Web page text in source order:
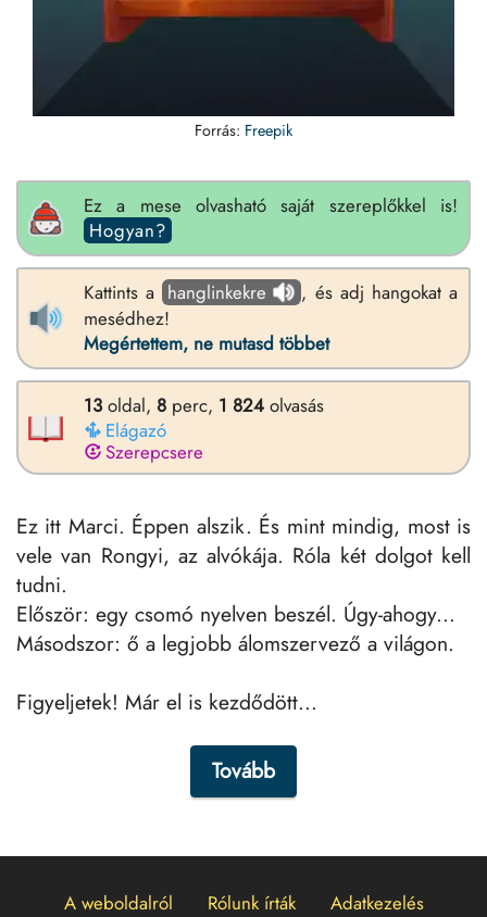
Forrás: Freepik
Ez a mese olvasható saját szereplőkkel is!
Hogyan?
Kattints a hanglinkekre
, és adj hangokat a
mesédhez!
Megértettem, ne mutasd többet
13 oldal, 8 perc, 1 824 olvasás
Elágazó
Szerepcsere
Ez itt Marci. Éppen alszik. És mint mindig, most is
vele van Rongyi, az alvókája. Róla két dolgot kell
tudni.
Először: egy csomó nyelven beszél. Úgy-ahogy...
Másodszor: ő a legjobb álomszervező a világon.
Figyeljetek! Már el is kezdődött...
Tovább
A weboldalról Rólunk írták
Adatkezelés